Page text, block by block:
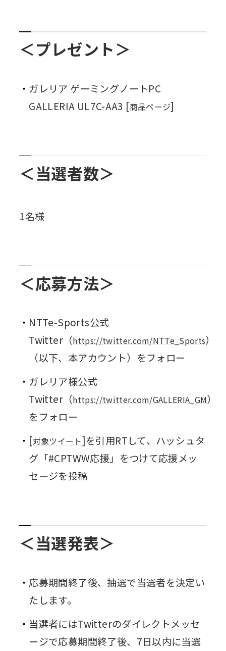
＜プレゼント＞
ガレリア ゲーミングノートPC
GALLERIA UL7C-AA3 [商品ページ]
＜当選者数＞
1名様
＜応募方法＞
NTTe-Sports公式
Twitter（https://twitter.com/NTTe_Sports）
（以下、本アカウント）をフォロー
ガレリア様公式
Twitter（https://twitter.com/GALLERIA_GM）
をフォロー
[対象ツイート]を引用RTして、ハッシュタ
グ「#CPTWW応援」をつけて応援メッ
セージを投稿
＜当選発表＞
応募期間終了後、抽選で当選者を決定い
たします。
当選者にはTwitterのダイレクトメッセ
ージで応募期間終了後、7日以内に当選